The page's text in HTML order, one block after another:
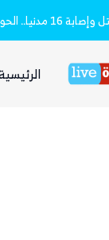
يمني واسع من مجلس